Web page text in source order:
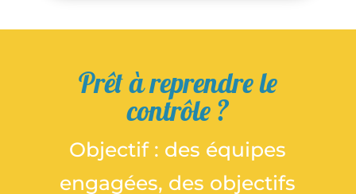
Prêt à reprendre le
contrôle ?
Objectif : des équipes
engagées, des objectifs